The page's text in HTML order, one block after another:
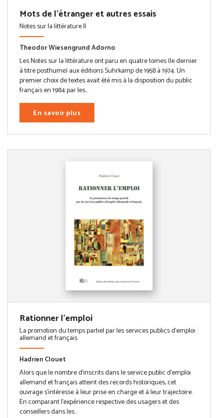
Mots de l'étranger et autres essais
Notes sur la littérature II
Theodor Wiesengrund Adorno
Les Notes sur la littérature ont paru en quatre tomes (le dernier
à titre posthume) aux éditions Suhrkamp de 1958 à 1974. Un
premier choix de textes avait été mis à la disposition du public
français en 1984 par les...
En savoir plus
Rationner l'emploi
La promotion du temps partiel par les services publics d'emploi
allemand et français
Hadrien Clouet
Alors que le nombre d’inscrits dans le service public d’emploi
allemand et français atteint des records historiques, cet
ouvrage s’intéresse à leur prise en charge et à leur trajectoire.
En comparant l’expérience respective des usagers et des
conseillers dans les...